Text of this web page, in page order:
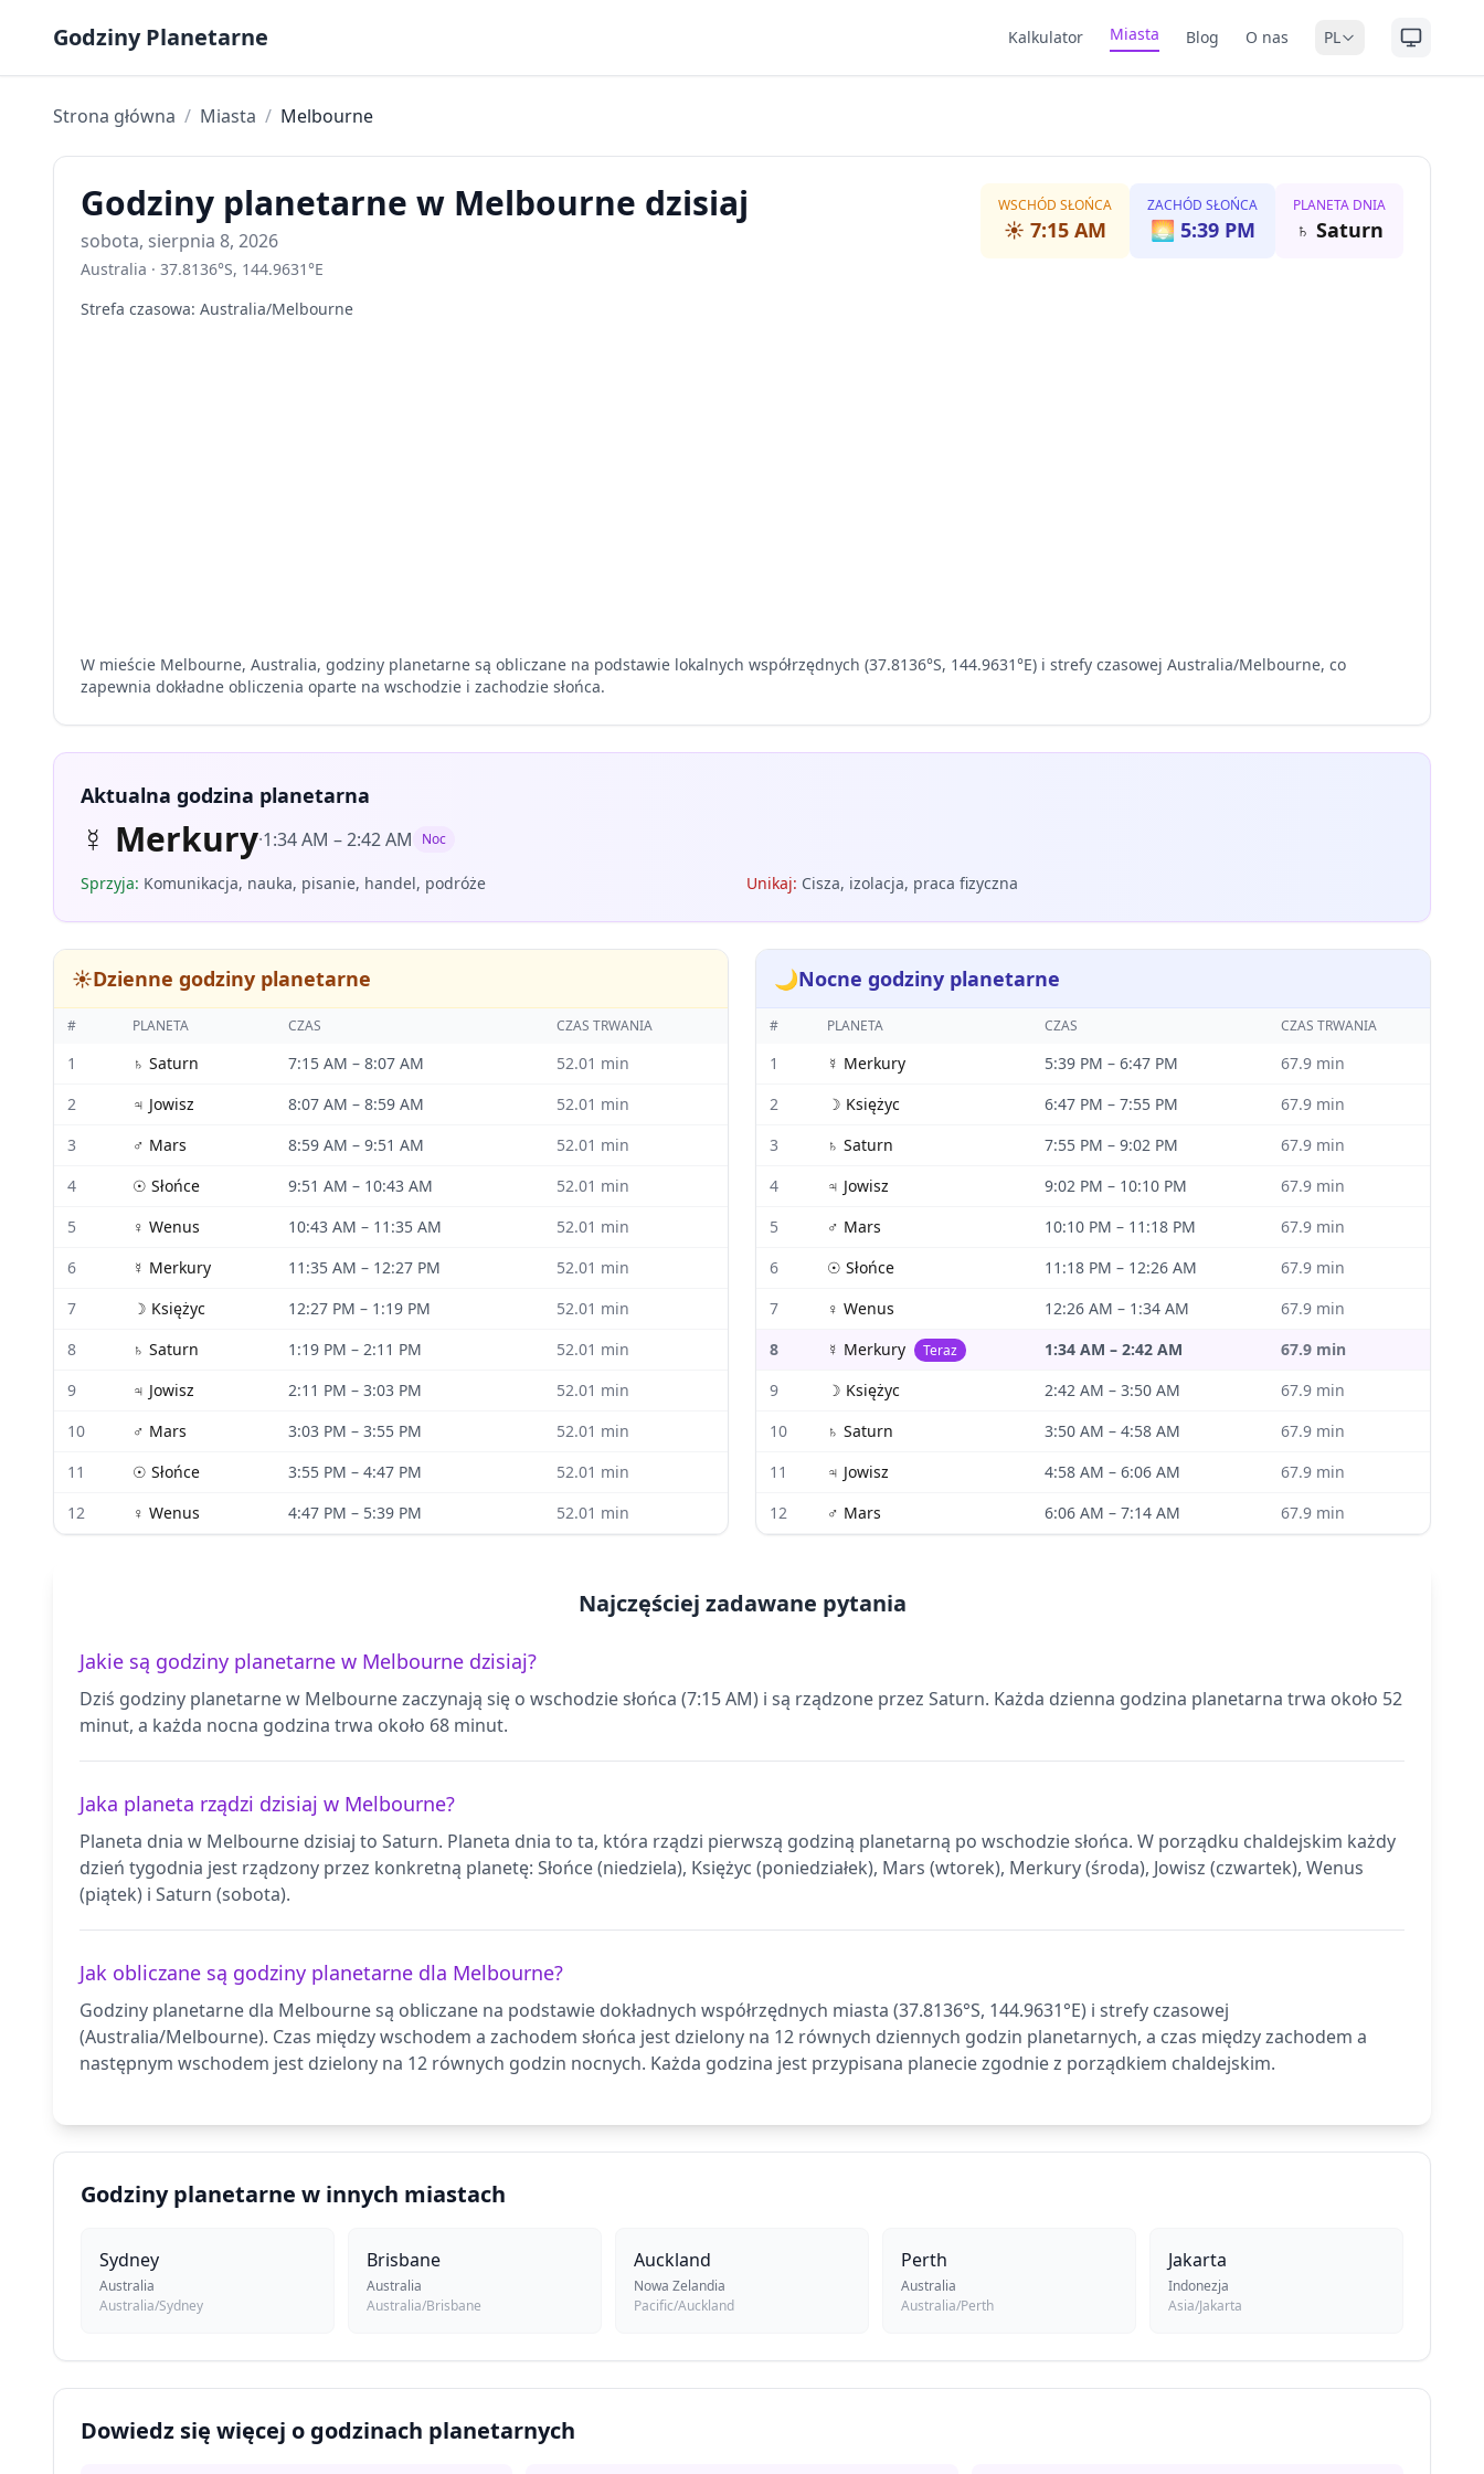
Godziny Planetarne Kalkulator Miasta Blog O nas PL
Strona główna / Miasta / Melbourne
Godziny planetarne w Melbourne dzisiaj
sobota, sierpnia 8, 2026
Australia · 37.8136°S, 144.9631°E
WSCHÓD SŁOŃCA
☀️ 7:15 AM
ZACHÓD SŁOŃCA
🌅 5:39 PM
PLANETA DNIA
♄ Saturn
Strefa czasowa: Australia/Melbourne
W mieście Melbourne, Australia, godziny planetarne są obliczane na podstawie lokalnych współrzędnych (37.8136°S, 144.9631°E) i strefy czasowej Australia/Melbourne, co
zapewnia dokładne obliczenia oparte na wschodzie i zachodzie słońca.
Aktualna godzina planetarna
☿ Merkury·1:34 AM –2:42 AM Noc
Sprzyja: Komunikacja, nauka, pisanie, handel, podróże Unikaj: Cisza, izolacja, praca fizyczna
☀️Dzienne godziny planetarne
# PLANETA CZAS CZAS TRWANIA
1 ♄ Saturn 7:15 AM – 8:07 AM 52.01 min
2
♃ Jowisz 8:07 AM – 8:59 AM 52.01 min
3
♂ Mars 8:59 AM – 9:51 AM 52.01 min
4
☉ Słońce 9:51 AM – 10:43 AM 52.01 min
5
♀ Wenus 10:43 AM – 11:35 AM 52.01 min
6
☿ Merkury 11:35 AM – 12:27 PM 52.01 min
7
☽ Księżyc 12:27 PM – 1:19 PM 52.01 min
8
♄ Saturn 1:19 PM – 2:11 PM 52.01 min
9
♃ Jowisz 2:11 PM – 3:03 PM 52.01 min
10
♂ Mars 3:03 PM – 3:55 PM 52.01 min
11
☉ Słońce 3:55 PM – 4:47 PM 52.01 min
12
♀ Wenus 4:47 PM – 5:39 PM 52.01 min
🌙Nocne godziny planetarne
# PLANETA CZAS CZAS TRWANIA
1 ☿ Merkury 5:39 PM – 6:47 PM 67.9 min
2
☽ Księżyc 6:47 PM – 7:55 PM 67.9 min
3
♄ Saturn 7:55 PM – 9:02 PM 67.9 min
4
♃ Jowisz 9:02 PM – 10:10 PM 67.9 min
5
♂ Mars 10:10 PM – 11:18 PM 67.9 min
6
☉ Słońce 11:18 PM – 12:26 AM 67.9 min
7
♀ Wenus 12:26 AM – 1:34 AM 67.9 min
8
☿ Merkury Teraz 1:34 AM – 2:42 AM 67.9 min
9
☽ Księżyc 2:42 AM – 3:50 AM 67.9 min
10
♄ Saturn 3:50 AM – 4:58 AM 67.9 min
11
♃ Jowisz 4:58 AM – 6:06 AM 67.9 min
12
♂ Mars 6:06 AM – 7:14 AM 67.9 min
Najczęściej zadawane pytania
Jakie są godziny planetarne w Melbourne dzisiaj?
Dziś godziny planetarne w Melbourne zaczynają się o wschodzie słońca (7:15 AM) i są rządzone przez Saturn. Każda dzienna godzina planetarna trwa około 52
minut, a każda nocna godzina trwa około 68 minut.
Jaka planeta rządzi dzisiaj w Melbourne?
Planeta dnia w Melbourne dzisiaj to Saturn. Planeta dnia to ta, która rządzi pierwszą godziną planetarną po wschodzie słońca. W porządku chaldejskim każdy
dzień tygodnia jest rządzony przez konkretną planetę: Słońce (niedziela), Księżyc (poniedziałek), Mars (wtorek), Merkury (środa), Jowisz (czwartek), Wenus
(piątek) i Saturn (sobota).
Jak obliczane są godziny planetarne dla Melbourne?
Godziny planetarne dla Melbourne są obliczane na podstawie dokładnych współrzędnych miasta (37.8136°S, 144.9631°E) i strefy czasowej
(Australia/Melbourne). Czas między wschodem a zachodem słońca jest dzielony na 12 równych dziennych godzin planetarnych, a czas między zachodem a
następnym wschodem jest dzielony na 12 równych godzin nocnych. Każda godzina jest przypisana planecie zgodnie z porządkiem chaldejskim.
Godziny planetarne w innych miastach
Sydney
Australia
Australia/Sydney
Brisbane
Australia
Australia/Brisbane
Auckland
Nowa Zelandia
Pacific/Auckland
Perth
Australia
Australia/Perth
Jakarta
Indonezja
Asia/Jakarta
Dowiedz się więcej o godzinach planetarnych